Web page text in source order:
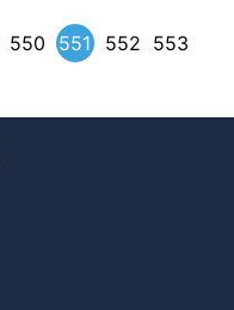
550 551 552 553